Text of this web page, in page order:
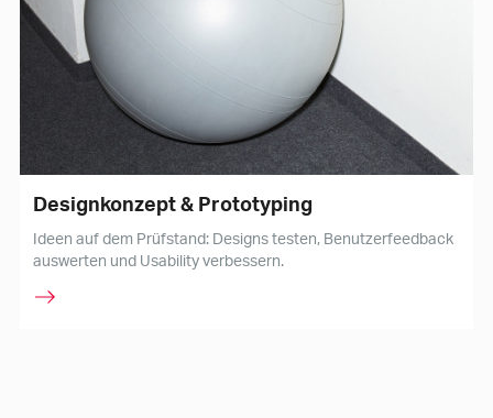
Designkonzept & Prototyping
Ideen auf dem Prüfstand: Designs testen, Benutzerfeedback
auswerten und Usability verbessern.